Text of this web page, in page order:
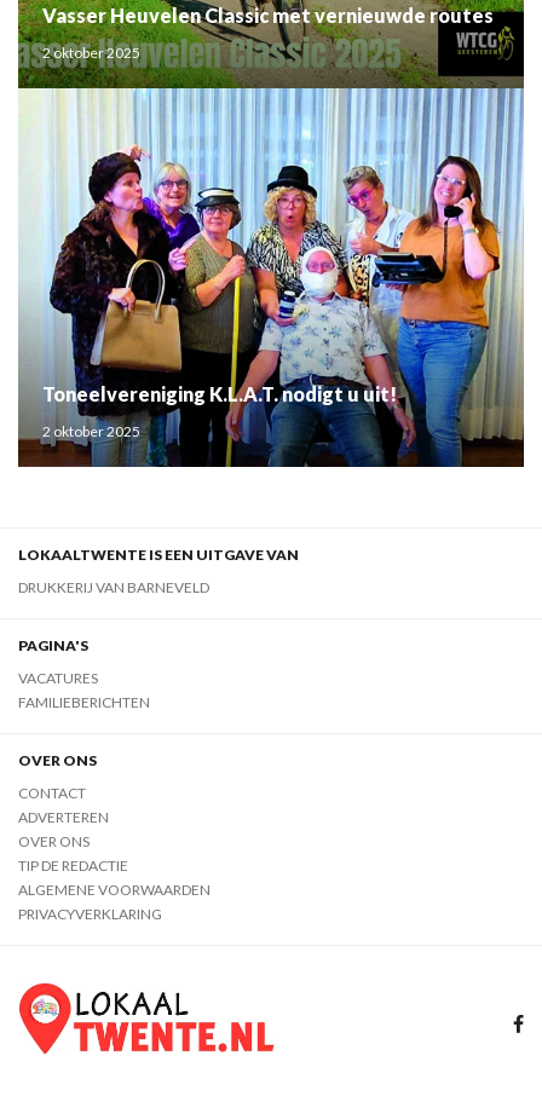
Vasser Heuvelen Classic met vernieuwde routes
2 oktober 2025
Toneelvereniging K.L.A.T. nodigt u uit!
2 oktober 2025
LOKAALTWENTE IS EEN UITGAVE VAN
DRUKKERIJ VAN BARNEVELD
PAGINA'S
VACATURES
FAMILIEBERICHTEN
OVER ONS
CONTACT
ADVERTEREN
OVER ONS
TIP DE REDACTIE
ALGEMENE VOORWAARDEN
PRIVACYVERKLARING